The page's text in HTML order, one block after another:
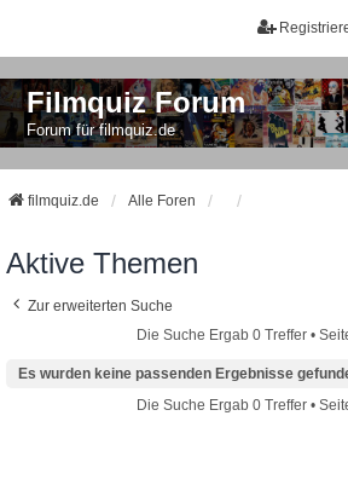
Filmquiz Forum
Forum für filmquiz.de
filmquiz.de Alle Foren
Aktive Themen
Zur erweiterten Suche
Die Suche Ergab 0 Treffer •
Es wurden keine passenden Ergebnisse
Die Suche Ergab 0 Treffer •